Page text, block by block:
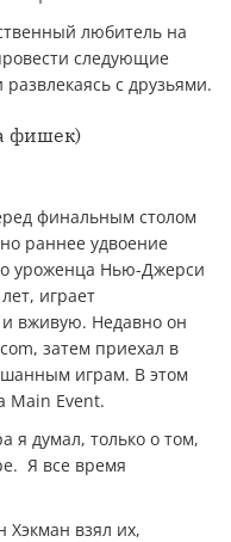
любитель на
следующие
с друзьями.
фишек)
финальным столом
раннее удвоение
уроженца Нью-Джерси
играет
и вживую. Недавно он
затем приехал в
играм. В этом
Main Event.
я думал, только о том,
Я все время
взял их,